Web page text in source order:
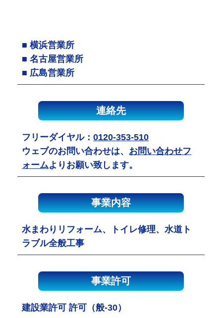
■ 横浜営業所
■ 名古屋営業所
■ 広島営業所
連絡先
フリーダイヤル：0120-353-510
ウェブのお問い合わせは、 お問い合わせフ
ォームよりお願い致します。
事業内容
水まわりリフォーム、トイレ修理、水道ト
ラブル全般工事
事業許可
建設業許可 許可（般-30）